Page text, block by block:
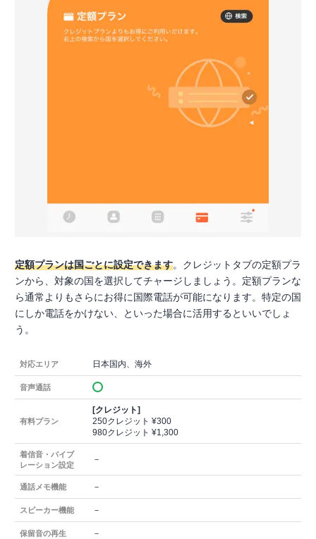
定額プランは国ごとに設定できます。クレジットタブの定額プラ
ンから、対象の国を選択してチャージしましょう。定額プランな
ら通常よりもさらにお得に国際電話が可能になります。特定の国
にしか電話をかけない、といった場合に活用するといいでしょ
う。
対応エリア 日本国内、海外
音声通話
有料プラン
[クレジット]
250クレジット ¥300
980クレジット ¥1,300
着信音・バイブ
レーション設定
－
通話メモ機能 －
スピーカー機能 －
保留音の再生 －